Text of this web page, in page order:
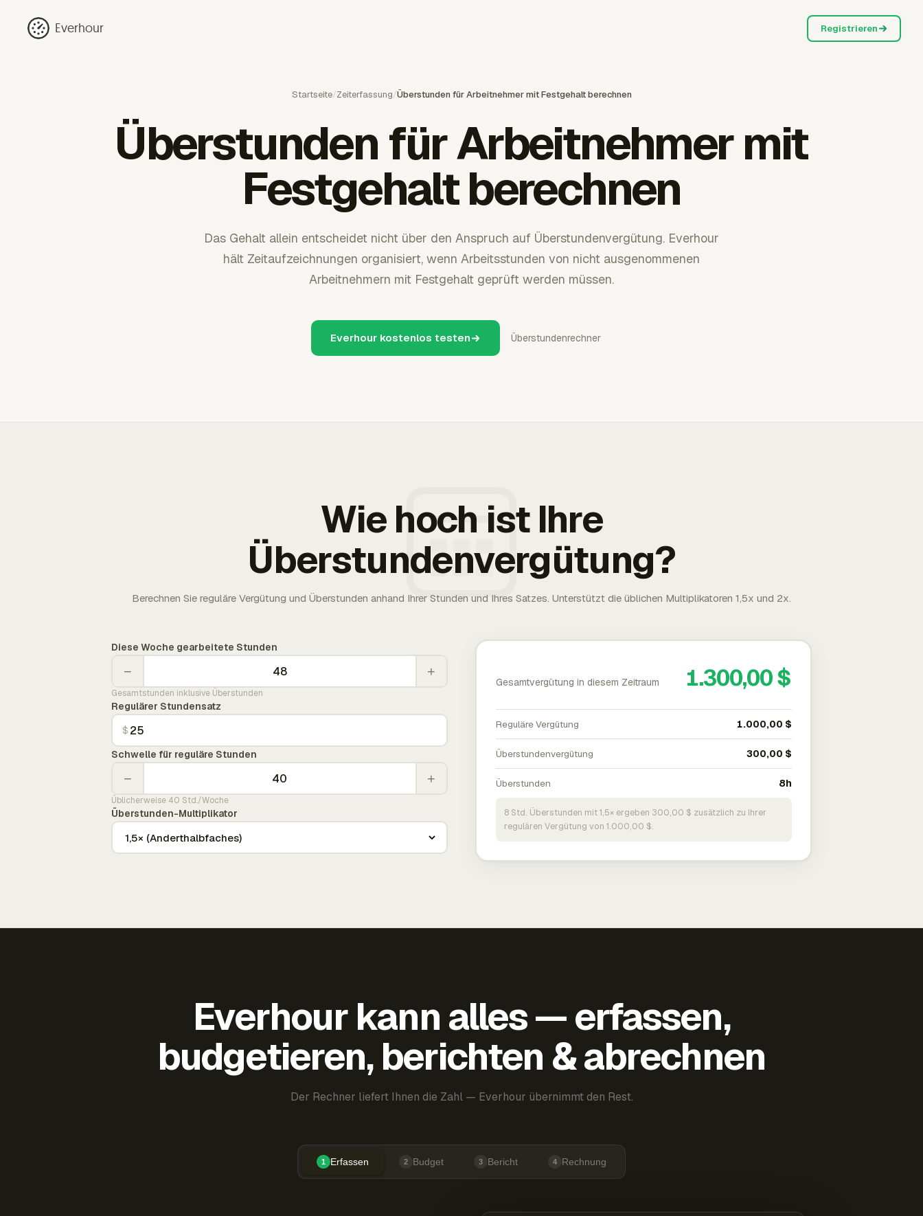
Everhour Registrieren
Startseite/Zeiterfassung/Überstunden für Arbeitnehmer mit Festgehalt berechnen
Überstunden für Arbeitnehmer mit
Festgehalt berechnen
Das Gehalt allein entscheidet nicht über den Anspruch auf Überstundenvergütung. Everhour
hält Zeitaufzeichnungen organisiert, wenn Arbeitsstunden von nicht ausgenommenen
Arbeitnehmern mit Festgehalt geprüft werden müssen.
Everhour kostenlos testen Überstundenrechner
Wie hoch ist Ihre
Überstundenvergütung?
Berechnen Sie reguläre Vergütung und Überstunden anhand Ihrer Stunden und Ihres Satzes. Unterstützt die üblichen Multiplikatoren 1,5x und 2x.
Diese Woche gearbeitete Stunden
− +
Gesamtstunden inklusive Überstunden
Regulärer Stundensatz
$
Schwelle für reguläre Stunden
− +
Üblicherweise 40 Std./Woche
Überstunden-Multiplikator
Gesamtvergütung in diesem Zeitraum 1.300,00 $
Reguläre Vergütung 1.000,00 $
Überstundenvergütung 300,00 $
Überstunden 8h
8 Std. Überstunden mit 1,5× ergeben 300,00 $ zusätzlich zu Ihrer
regulären Vergütung von 1.000,00 $.
Everhour kann alles — erfassen,
budgetieren, berichten & abrechnen
Der Rechner liefert Ihnen die Zahl — Everhour übernimmt den Rest.
1 Erfassen 2 Budget 3 Bericht 4 Rechnung